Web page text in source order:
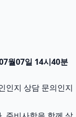
월07일 14시40분
인지 상담 문의인지